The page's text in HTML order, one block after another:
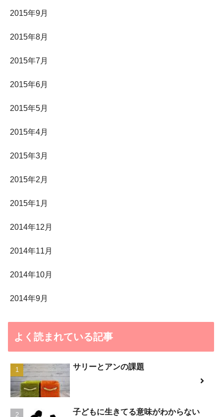
2015年9月
2015年8月
2015年7月
2015年6月
2015年5月
2015年4月
2015年3月
2015年2月
2015年1月
2014年12月
2014年11月
2014年10月
2014年9月
よく読まれている記事
サリーとアンの課題
子どもに生きてる意味がわからない